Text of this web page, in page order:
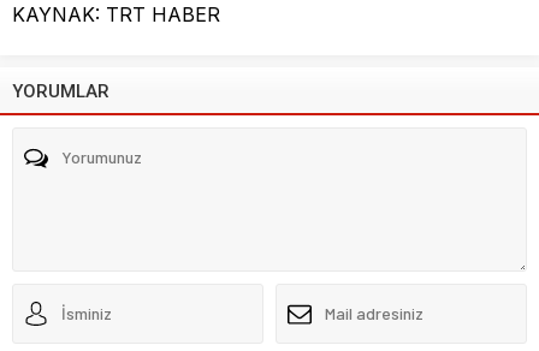
KAYNAK: TRT HABER
YORUMLAR